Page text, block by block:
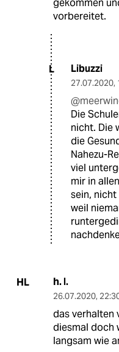
gekommen
vorbereitet.
L Libuzzi
27.07.2020,
Die
nicht. Die
die
Nahezu-
viel
mir in
sein, nicht
weil
HL h. l.
26.07.2020,
das verhalten
diesmal doch
langsam wie